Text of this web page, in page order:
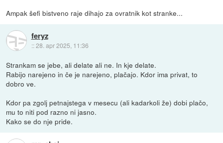
Ampak šefi bistveno raje dihajo za ovratnik kot stranke...
feryz
::28. apr 2025, 11:36
Strankam se jebe, ali delate ali ne. In kje delate.
Rabijo narejeno in če je narejeno, plačajo. Kdor ima privat, to
dobro ve.
Kdor pa zgolj petnajstega v mesecu (ali kadarkoli že) dobi plačo,
mu to niti pod razno ni jasno.
Kako se do nje pride.